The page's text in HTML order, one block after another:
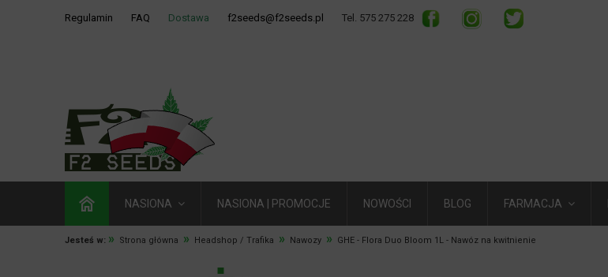
Regulamin FAQ Dostawa f2seeds@f2seeds.pl Tel. 575 275 228
NASIONA NASIONA | PROMOCJE NOWOŚCI BLOG FARMACJA
Jesteś w: » Strona główna » Headshop / Trafika » Nawozy » GHE - Flora Duo Bloom 1L - Nawóz na kwitnienie